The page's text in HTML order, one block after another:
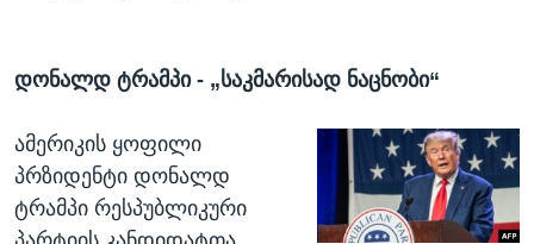
დონალდ ტრამპი- „საკმარისად ნაცნობი“
ამერიკის ყოფილი
პრზიდენტი დონალდ
ტრამპი რესპუბლიკური